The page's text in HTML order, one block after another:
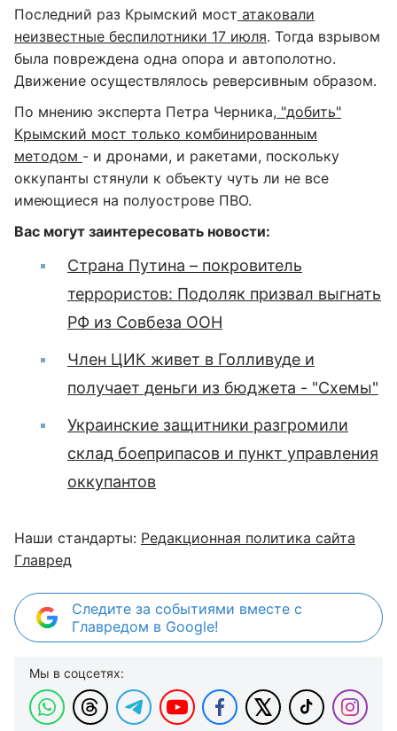
Последний раз Крымский мост атаковали
неизвестные беспилотники 17 июля. Тогда взрывом
была повреждена одна опора и автополотно.
Движение осуществлялось реверсивным образом.
По мнению эксперта Петра Черника, "добить"
Крымский мост только комбинированным
методом - и дронами, и ракетами, поскольку
оккупанты стянули к объекту чуть ли не все
имеющиеся на полуострове ПВО.
Вас могут заинтересовать новости:
Страна Путина – покровитель
террористов: Подоляк призвал выгнать
РФ из Совбеза ООН
Член ЦИК живет в Голливуде и
получает деньги из бюджета - "Схемы"
Украинские защитники разгромили
склад боеприпасов и пункт управления
оккупантов
Наши стандарты: Редакционная политика сайта
Главред
Следите за событиями вместе с
Главредом в Google!
Мы в соцсетях: